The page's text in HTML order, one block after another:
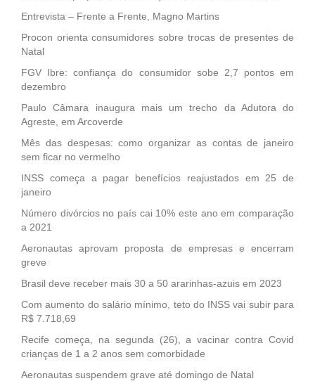
Entrevista – Frente a Frente, Magno Martins
Procon orienta consumidores sobre trocas de presentes de
Natal
FGV Ibre: confiança do consumidor sobe 2,7 pontos em
dezembro
Paulo Câmara inaugura mais um trecho da Adutora do
Agreste, em Arcoverde
Mês das despesas: como organizar as contas de janeiro
sem ficar no vermelho
INSS começa a pagar benefícios reajustados em 25 de
janeiro
Número divórcios no país cai 10% este ano em comparação
a 2021
Aeronautas aprovam proposta de empresas e encerram
greve
Brasil deve receber mais 30 a 50 ararinhas-azuis em 2023
Com aumento do salário mínimo, teto do INSS vai subir para
R$ 7.718,69
Recife começa, na segunda (26), a vacinar contra Covid
crianças de 1 a 2 anos sem comorbidade
Aeronautas suspendem grave até domingo de Natal